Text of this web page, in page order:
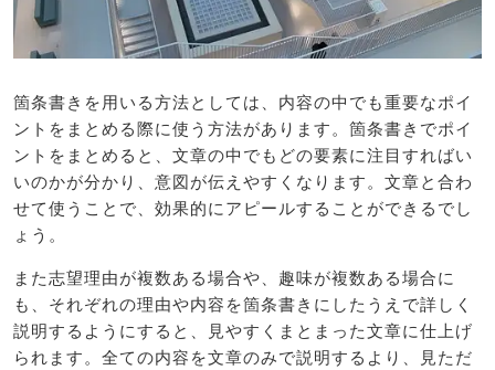
箇条書きを用いる方法としては、内容の中でも重要なポイ
ントをまとめる際に使う方法があります。箇条書きでポイ
ントをまとめると、文章の中でもどの要素に注目すればい
いのかが分かり、意図が伝えやすくなります。文章と合わ
せて使うことで、効果的にアピールすることができるでし
ょう。
また志望理由が複数ある場合や、趣味が複数ある場合に
も、それぞれの理由や内容を箇条書きにしたうえで詳しく
説明するようにすると、見やすくまとまった文章に仕上げ
られます。全ての内容を文章のみで説明するより、見ただ